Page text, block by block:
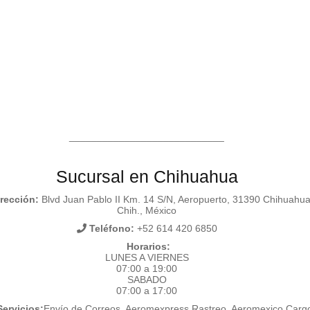
Sucursal en Chihuahua
Blvd Juan Pablo II Km. 14 S/N, Aeropuerto, 31390
Chih., México
Teléfono: +52 614 420 6850
Horarios:
LUNES A VIERNES
07:00 a 19:00
SABADO
07:00 a 17:00